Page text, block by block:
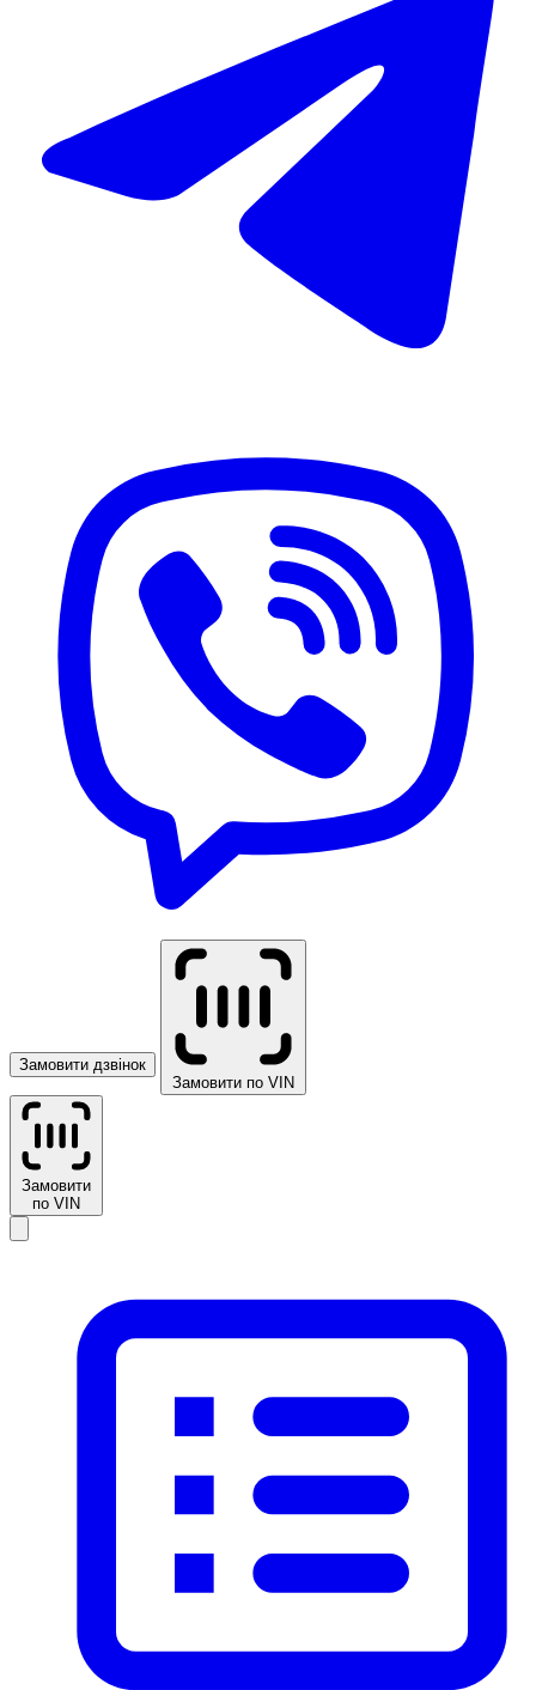
Замовити дзвінок
Замовити по VIN
Замовити
по VIN